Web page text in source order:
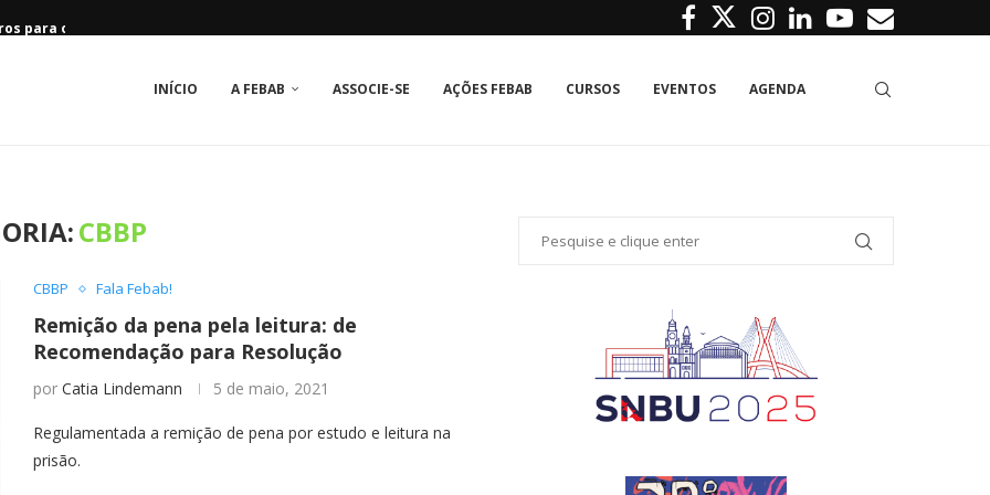
para os Grupos...
INÍCIO
A FEBAB ASSOCIE-SE AÇÕES FEBAB CURSOS EVENTOS AGENDA
CBBP
CBBP Fala Febab!
Remição da pena pela leitura: de
Recomendação para Resolução
por Catia Lindemann 5 de maio, 2021
Regulamentada a remição de pena por estudo e leitura na
prisão.